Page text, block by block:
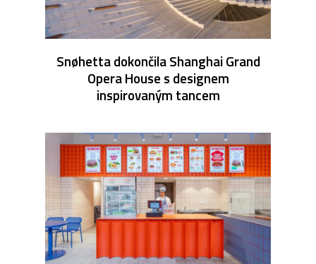
Snøhetta dokončila Shanghai Grand
Opera House s designem
inspirovaným tancem